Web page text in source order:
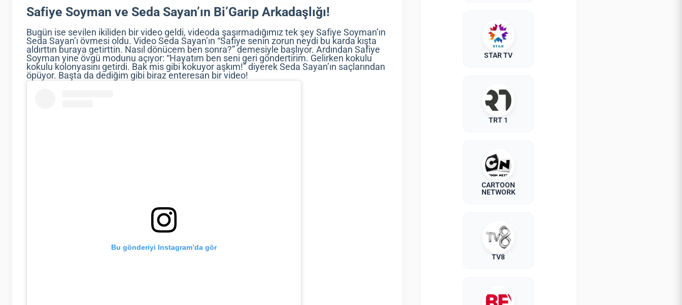
Safiye Soyman ve Seda Sayan’ın Bi’Garip Arkadaşlığı!
Bugün ise sevilen ikiliden bir video geldi, videoda şaşırmadığımız tek şey Safiye Soyman’ın
Seda Sayan’ı övmesi oldu. Video Seda Sayan’ın “Safiye senin zorun neydi bu karda kışta
aldırttın buraya getirttin. Nasıl dönücem ben sonra?” demesiyle başlıyor. Ardından Safiye
Soyman yine övgü modunu açıyor: “Hayatım ben seni geri göndertirim. Gelirken kokulu
kokulu kolonyasını getirdi. Bak mis gibi kokuyor aşkım!” diyerek Seda Sayan’ın saçlarından
öpüyor. Başta da dediğim gibi biraz enteresan bir video!
Bu gönderiyi Instagram’da gör
STAR TV
TRT 1
CARTOON
NETWORK
TV8